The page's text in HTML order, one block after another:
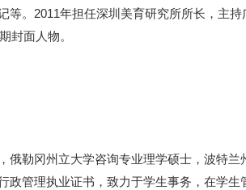
等。2011年担任深圳美育研究所所长，主
封面人物。
俄勒冈州立大学咨询专业理学硕士，波特兰
政管理执业证书，致力于学生事务，在学生